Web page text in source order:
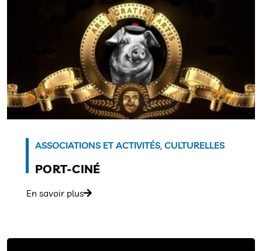
ASSOCIATIONS ET ACTIVITÉS, CULTURELLES
PORT-CINÉ
En savoir plus